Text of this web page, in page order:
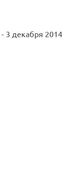
- 3 декабря 2014